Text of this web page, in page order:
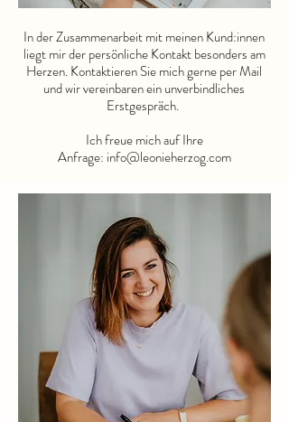
In der Zusammenarbeit mit meinen Kund:innen
liegt mir der persönliche Kontakt besonders am
Herzen. Kontaktieren Sie mich gerne per Mail
und wir vereinbaren ein unverbindliches
Erstgespräch.
Ich freue mich auf Ihre
Anfrage: info@leonieherzog.com